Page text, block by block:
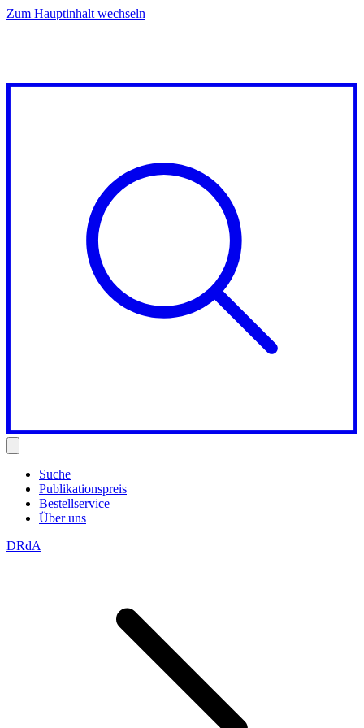
Zum Hauptinhalt wechseln
Suche
Publikationspreis
Bestellservice
Über uns
DRdA